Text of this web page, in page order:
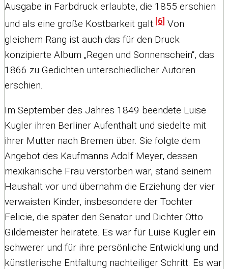
Ausgabe in Farbdruck erlaubte, die 1855 erschien
und als eine große Kostbarkeit galt. [6] Von
gleichem Rang ist auch das für den Druck
konzipierte Album „Regen und Sonnenschein“, das
1866 zu Gedichten unterschiedlicher Autoren
erschien.
Im September des Jahres 1849 beendete Luise
Kugler ihren Berliner Aufenthalt und siedelte mit
ihrer Mutter nach Bremen über. Sie folgte dem
Angebot des Kaufmanns Adolf Meyer, dessen
mexikanische Frau verstorben war, stand seinem
Haushalt vor und übernahm die Erziehung der vier
verwaisten Kinder, insbesondere der Tochter
Felicie, die später den Senator und Dichter Otto
Gildemeister heiratete. Es war für Luise Kugler ein
schwerer und für ihre persönliche Entwicklung und
künstlerische Entfaltung nachteiliger Schritt. Es war